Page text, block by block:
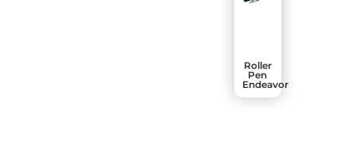
Roller
Pen
Endeavor